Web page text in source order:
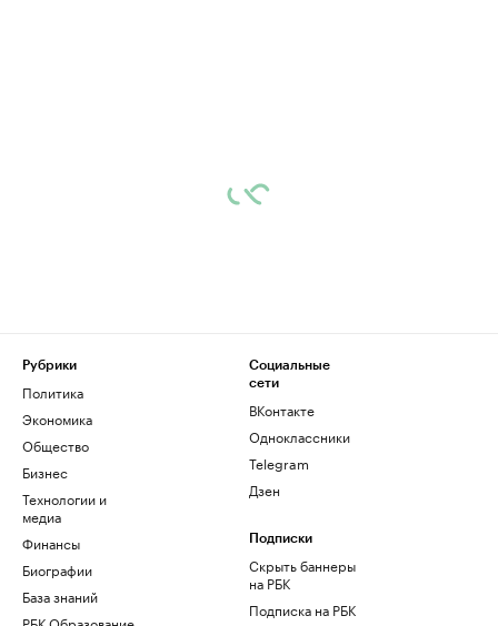
Рубрики
Политика
Экономика
Общество
Бизнес
Технологии и
медиа
Финансы
Биографии
База знаний
Социальные
сети
ВКонтакте
Одноклассники
Telegram
Дзен
Подписки
Скрыть баннеры
на РБК
Подписка на РБК